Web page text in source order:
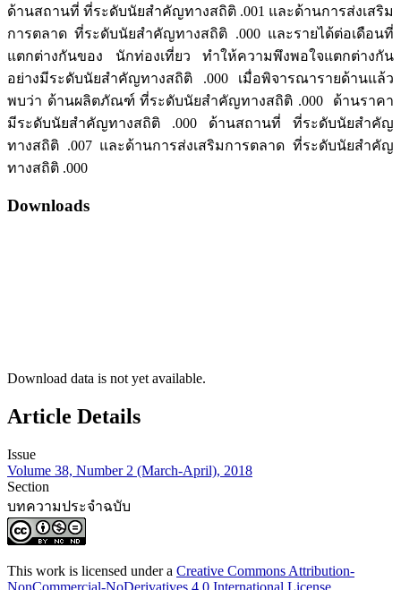
ด้านสถานที่ ที่ระดับนัยสำคัญทางสถิติ .001 และด้านการส่งเสริม
การตลาด ที่ระดับนัยสำคัญทางสถิติ .000 และรายได้ต่อเดือนที่
แตกต่างกันของ นักท่องเที่ยว ทำให้ความพึงพอใจแตกต่างกัน
อย่างมีระดับนัยสำคัญทางสถิติ .000 เมื่อพิจารณารายด้านแล้ว
พบว่า ด้านผลิตภัณฑ์ ที่ระดับนัยสำคัญทางสถิติ .000 ด้านราคา
มีระดับนัยสำคัญทางสถิติ .000 ด้านสถานที่ ที่ระดับนัยสำคัญ
ทางสถิติ .007 และด้านการส่งเสริมการตลาด ที่ระดับนัยสำคัญ
ทางสถิติ .000
Downloads
Download data is not yet available.
Article Details
Issue
Volume 38, Number 2 (March-April), 2018
Section
บทความประจำฉบับ
This work is licensed under a Creative Commons Attribution-
NonCommercial-NoDerivatives 4.0 International License.